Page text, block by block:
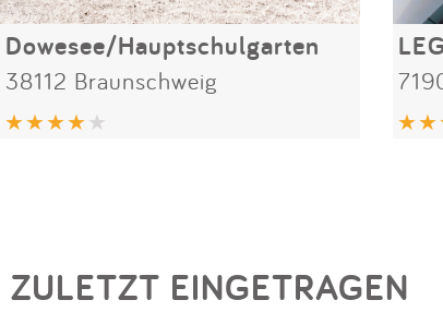
Dowesee/Hauptschulgarten
38112 Braunschweig
ZULETZT EINGETRAGEN